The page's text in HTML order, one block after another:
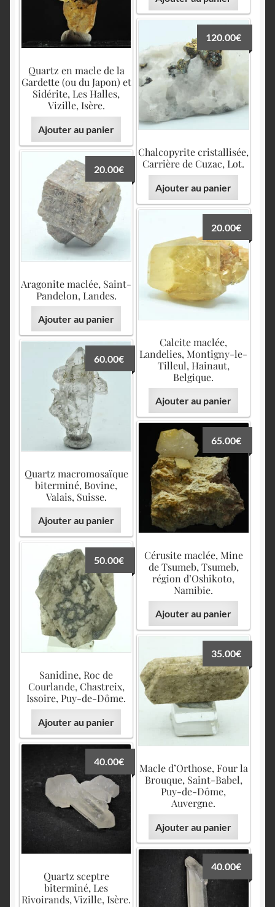
Quartz en macle de la
Gardette (ou du Japon) et
Sidérite, Les Halles,
Vizille, Isère.
Ajouter au panier
Chalcopyrite cristallisée,
Carrière de Cuzac, Lot.
120.00€
Ajouter au panier
Aragonite maclée, Saint-
Pandelon, Landes.
20.00€
Ajouter au panier
Calcite maclée,
Landelies, Montigny-le-
Tilleul, Hainaut,
Belgique.
20.00€
Ajouter au panier
Quartz macromosaïque
biterminé, Bovine,
Valais, Suisse.
60.00€
Ajouter au panier
Cérusite maclée, Mine
de Tsumeb, Tsumeb,
région d’Oshikoto,
Namibie.
65.00€
Ajouter au panier
Sanidine, Roc de
Courlande, Chastreix,
Issoire, Puy-de-Dôme.
50.00€
Ajouter au panier
Macle d’Orthose, Four la
Brouque, Saint-Babel,
Puy-de-Dôme,
Auvergne.
35.00€
Ajouter au panier
Quartz sceptre
biterminé, Les
Rivoirands, Vizille, Isère.
40.00€
40.00€